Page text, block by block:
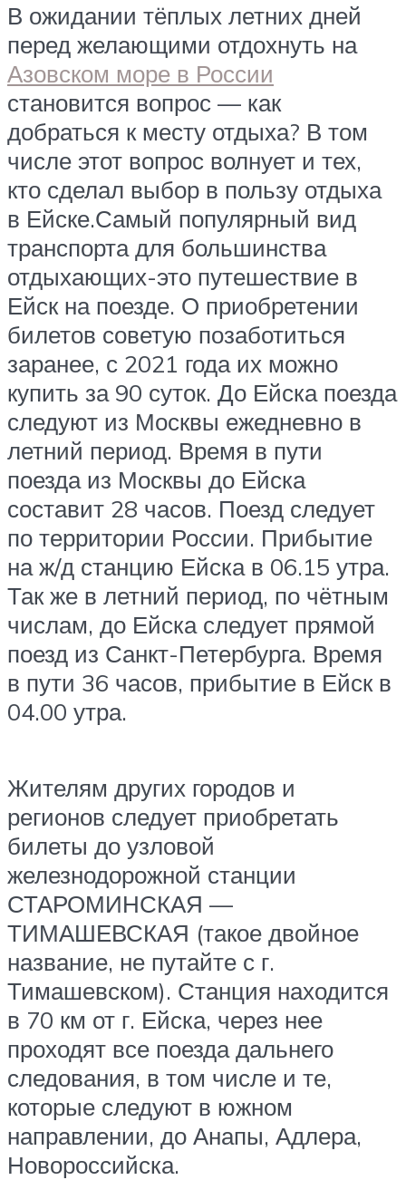
В ожидании тёплых летних дней
перед желающими отдохнуть на
Азовском море в России
становится вопрос — как
добраться к месту отдыха? В том
числе этот вопрос волнует и тех,
кто сделал выбор в пользу отдыха
в Ейске.Самый популярный вид
транспорта для большинства
отдыхающих-это путешествие в
Ейск на поезде. О приобретении
билетов советую позаботиться
заранее, с 2021 года их можно
купить за 90 суток. До Ейска поезда
следуют из Москвы ежедневно в
летний период. Время в пути
поезда из Москвы до Ейска
составит 28 часов. Поезд следует
по территории России. Прибытие
на ж/д станцию Ейска в 06.15 утра.
Так же в летний период, по чётным
числам, до Ейска следует прямой
поезд из Санкт-Петербурга. Время
в пути 36 часов, прибытие в Ейск в
04.00 утра.
Жителям других городов и
регионов следует приобретать
билеты до узловой
железнодорожной станции
СТАРОМИНСКАЯ —
ТИМАШЕВСКАЯ (такое двойное
название, не путайте с г.
Тимашевском). Станция находится
в 70 км от г. Ейска, через нее
проходят все поезда дальнего
следования, в том числе и те,
которые следуют в южном
направлении, до Анапы, Адлера,
Новороссийска.